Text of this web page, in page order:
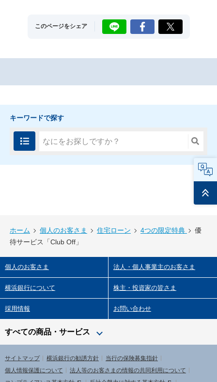
このページをシェア LINE Facebook X
キーワードで探す
トップ
ホーム 個人のお客さま 住宅ローン 4つの限定特典
優
待サービス「Club Off」
個人のお客さま 法人・個人事業主のお客さま
横浜銀行について 株主・投資家の皆さま
採用情報 お問い合わせ
すべての商品・サービス
サイトマップ 横浜銀行の勧誘方針
当行の保険募集指針
個人情報保護について
法人等のお客さまの情報の共同利用について